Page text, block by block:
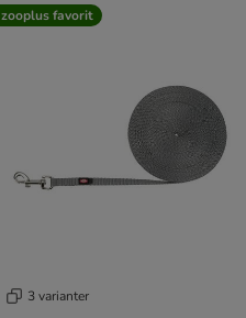
zooplus favorit
3 varianter